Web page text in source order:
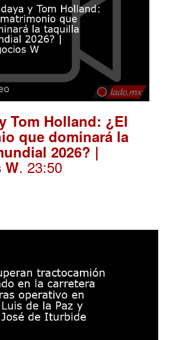
Tom Holland: ¿El
que dominará la
2026? |
W. 23:50